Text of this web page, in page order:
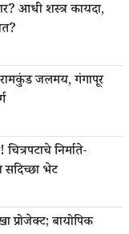
आधी शस्त्र कायदा,
रामकुंड जलमय, गंगापूर
निर्माते-
सदिच्छा भेट
प्रोजेक्ट; बायोपिक